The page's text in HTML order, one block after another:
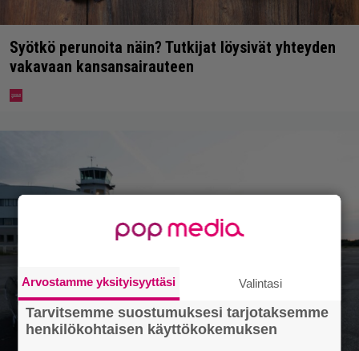
Syötkö perunoita näin? Tutkijat löysivät yhteyden
vakavaan kansansairauteen
Arvostamme yksityisyyttäsi Valintasi
Tarvitsemme suostumuksesi tarjotaksemme
henkilökohtaisen käyttökokemuksen